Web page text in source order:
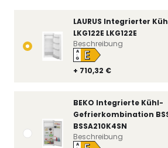
LAURUS Integrierter
LKG122E LKG122E
+ 710,32 €
A
↑
G E
Beschreibung
BEKO Integrierte Kühl-
Gefrierkombination
BSSA210K4SN
A
Beschreibung